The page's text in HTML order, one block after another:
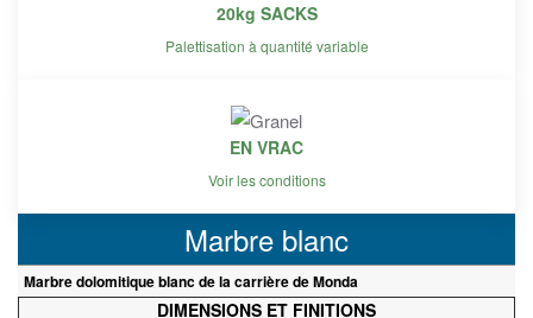
20kg SACKS
Palettisation à quantité variable
EN VRAC
Voir les conditions
Marbre blanc
Marbre dolomitique blanc de la carrière de Monda
DIMENSIONS ET FINITIONS